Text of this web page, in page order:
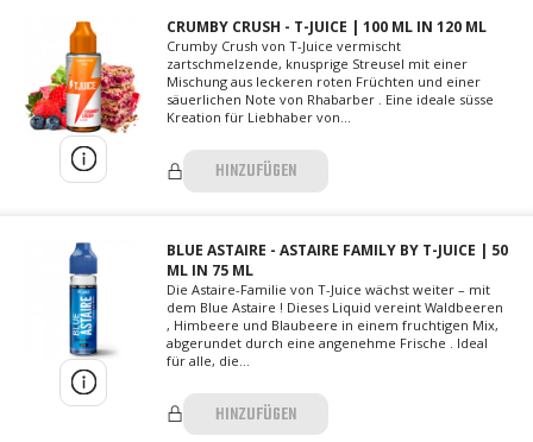
CRUMBY CRUSH - T-JUICE | 100 ML IN 120 ML
Crumby Crush von T-Juice vermischt
zartschmelzende, knusprige Streusel mit einer
Mischung aus leckeren roten Früchten und einer
säuerlichen Note von Rhabarber . Eine ideale süsse
Kreation für Liebhaber von...
HINZUFÜGEN
BLUE ASTAIRE - ASTAIRE FAMILY BY T-JUICE | 50
ML IN 75 ML
Die Astaire-Familie von T-Juice wächst weiter – mit
dem Blue Astaire ! Dieses Liquid vereint Waldbeeren
, Himbeere und Blaubeere in einem fruchtigen Mix,
abgerundet durch eine angenehme Frische . Ideal
für alle, die...
HINZUFÜGEN